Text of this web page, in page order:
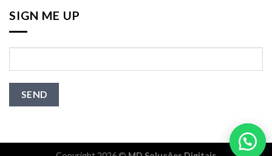
SIGN ME UP